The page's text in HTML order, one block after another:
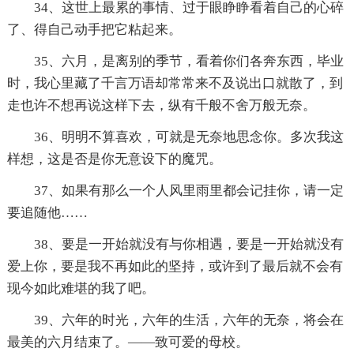
34、这世上最累的事情、过于眼睁睁看着自己的心碎
了、得自己动手把它粘起来。
35、六月，是离别的季节，看着你们各奔东西，毕业
时，我心里藏了千言万语却常常来不及说出口就散了，到
走也许不想再说这样下去，纵有千般不舍万般无奈。
36、明明不算喜欢，可就是无奈地思念你。多次我这
样想，这是否是你无意设下的魔咒。
37、如果有那么一个人风里雨里都会记挂你，请一定
要追随他……
38、要是一开始就没有与你相遇，要是一开始就没有
爱上你，要是我不再如此的坚持，或许到了最后就不会有
现今如此难堪的我了吧。
39、六年的时光，六年的生活，六年的无奈，将会在
最美的六月结束了。——致可爱的母校。